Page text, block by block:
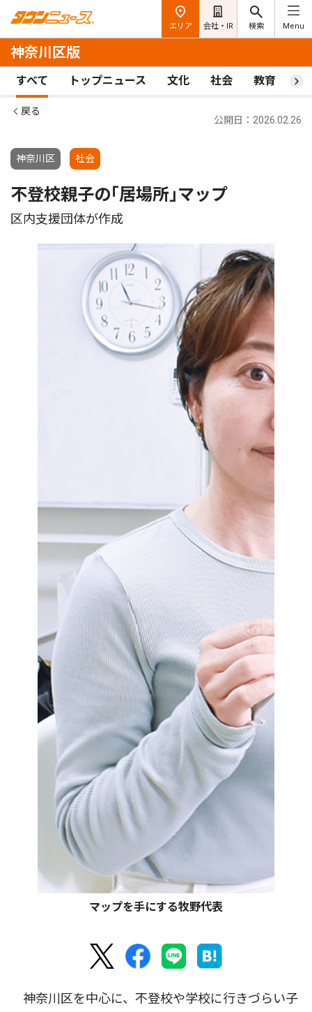
エリア 会社・IR 検索 Menu
神奈川区版
すべて トップニュース 文化 社会 教育 ス
戻る
神奈川区 社会
公開日：2026.02.26
不登校親子の｢居場所｣マップ
区内支援団体が作成
マップを手にする牧野代表
神奈川区を中心に、不登校や学校に行きづらい子